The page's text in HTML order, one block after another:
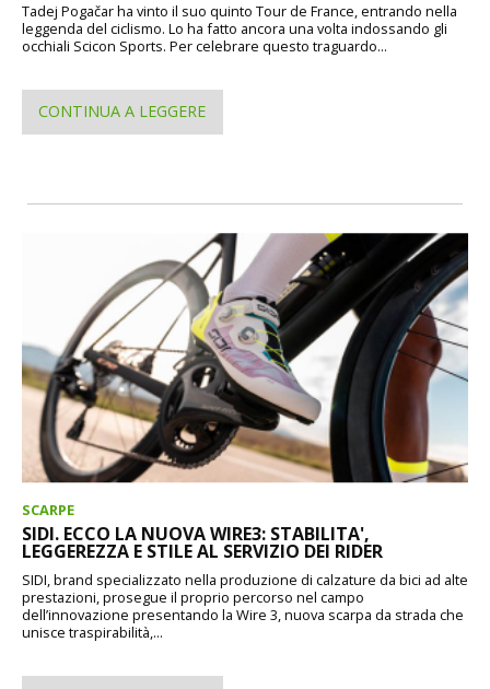
Tadej Pogačar ha vinto il suo quinto Tour de France, entrando nella
leggenda del ciclismo. Lo ha fatto ancora una volta indossando gli
occhiali Scicon Sports. Per celebrare questo traguardo...
CONTINUA A LEGGERE
SCARPE
SIDI. ECCO LA NUOVA WIRE3: STABILITA',
LEGGEREZZA E STILE AL SERVIZIO DEI RIDER
SIDI, brand specializzato nella produzione di calzature da bici ad alte
prestazioni, prosegue il proprio percorso nel campo
dell’innovazione presentando la Wire 3, nuova scarpa da strada che
unisce traspirabilità,...